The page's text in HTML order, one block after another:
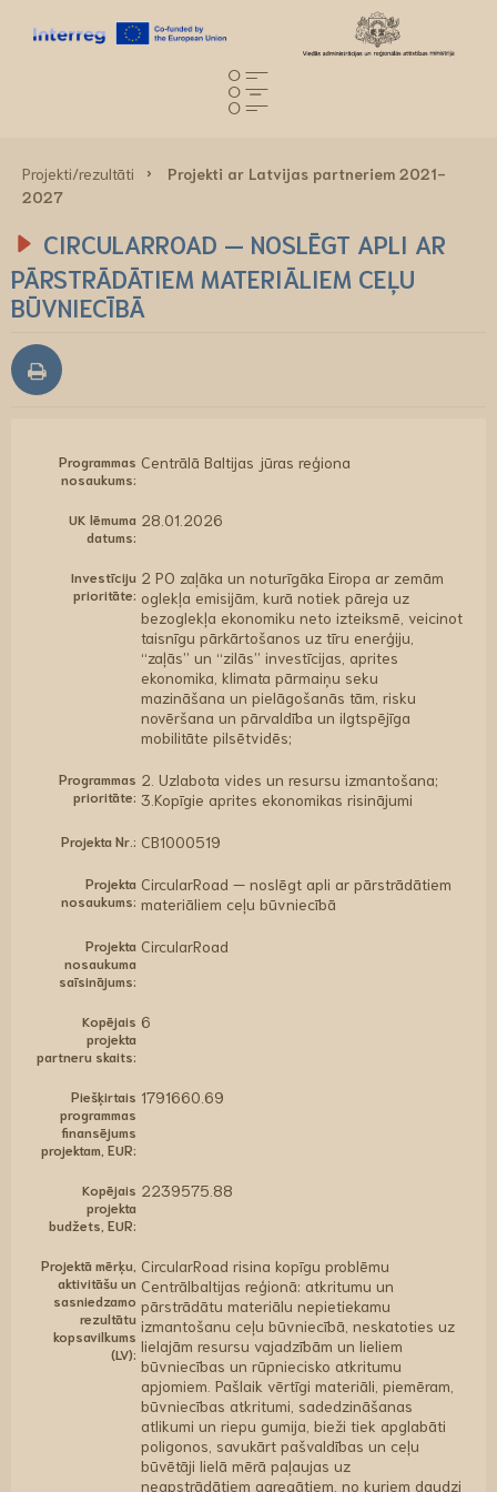
Projekti/rezultāti
Projekti ar Latvijas partneriem 2021-
2027
CIRCULARROAD — NOSLĒGT APLI AR
PĀRSTRĀDĀTIEM MATERIĀLIEM CEĻU
BŪVNIECĪBĀ
Programmas
nosaukums:
Centrālā Baltijas jūras reģiona
UK lēmuma
datums:
28.01.2026
Investīciju
prioritāte:
2 PO zaļāka un noturīgāka Eiropa ar zemām
oglekļa emisijām, kurā notiek pāreja uz
bezoglekļa ekonomiku neto izteiksmē, veicinot
taisnīgu pārkārtošanos uz tīru enerģiju,
“zaļās” un “zilās” investīcijas, aprites
ekonomika, klimata pārmaiņu seku
mazināšana un pielāgošanās tām, risku
novēršana un pārvaldība un ilgtspējīga
mobilitāte pilsētvidēs;
Programmas
prioritāte:
2. Uzlabota vides un resursu izmantošana;
3.Kopīgie aprites ekonomikas risinājumi
Projekta Nr.: CB1000519
Projekta
nosaukums:
CircularRoad — noslēgt apli ar pārstrādātiem
materiāliem ceļu būvniecībā
Projekta
nosaukuma
saīsinājums:
CircularRoad
Kopējais
projekta
partneru skaits:
6
Piešķirtais
programmas
finansējums
projektam, EUR:
1791660.69
Kopējais
projekta
budžets, EUR:
2239575.88
Projektā mērķu,
aktivitāšu un
sasniedzamo
rezultātu
kopsavilkums
(LV):
CircularRoad risina kopīgu problēmu
Centrālbaltijas reģionā: atkritumu un
pārstrādātu materiālu nepietiekamu
izmantošanu ceļu būvniecībā, neskatoties uz
lielajām resursu vajadzībām un lieliem
būvniecības un rūpniecisko atkritumu
apjomiem. Pašlaik vērtīgi materiāli, piemēram,
būvniecības atkritumi, sadedzināšanas
atlikumi un riepu gumija, bieži tiek apglabāti
poligonos, savukārt pašvaldības un ceļu
būvētāji lielā mērā paļaujas uz
neapstrādātiem agregātiem, no kuriem daudzi